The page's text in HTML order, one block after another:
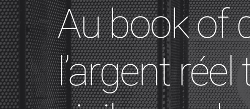
Au book of
l’argent